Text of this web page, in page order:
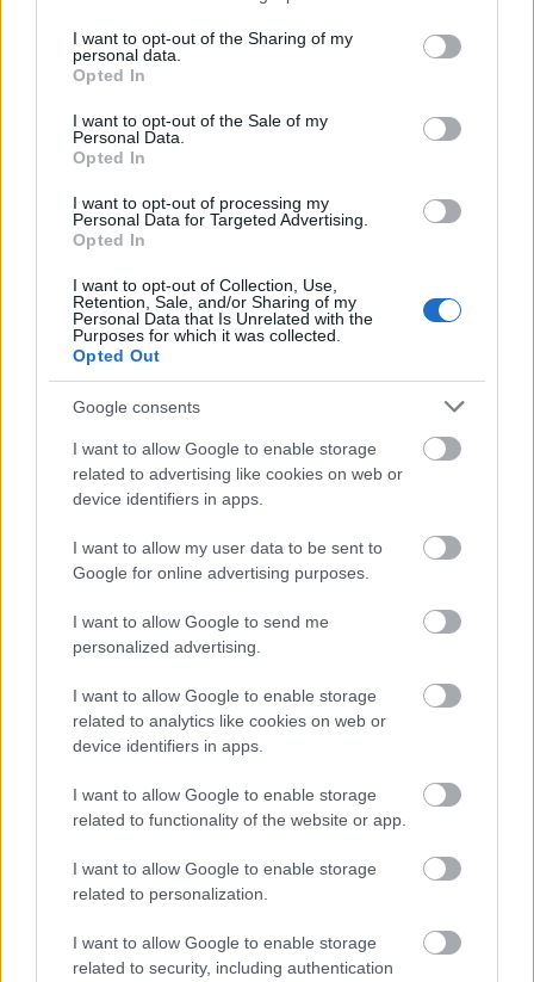
not limited to your visit or usage behaviour. You may click to
grant or deny consent to Google and its third-party tags to
use your data for below specified purposes in below Google
consent section.
I want to opt-out of the Sharing of my
personal data.
Opted In
I want to opt-out of the Sale of my
Personal Data.
Opted In
I want to opt-out of processing my
Personal Data for Targeted Advertising.
Opted In
I want to opt-out of Collection, Use,
Retention, Sale, and/or Sharing of my
Personal Data that Is Unrelated with the
Purposes for which it was collected.
Opted Out
Google consents
I want to allow Google to enable storage
related to advertising like cookies on web or
device identifiers in apps.
I want to allow my user data to be sent to
Google for online advertising purposes.
I want to allow Google to send me
personalized advertising.
I want to allow Google to enable storage
related to analytics like cookies on web or
device identifiers in apps.
I want to allow Google to enable storage
related to functionality of the website or app.
I want to allow Google to enable storage
related to personalization.
I want to allow Google to enable storage
related to security, including authentication
Fogyassz gotu kolát
A gotu kola egy trópusi növény, a petrezselyem
közeli rokona. Segít a bőröd számára szükséges
kollagén és elasztin biztosításában, javítja a
rugalmasságot és megvastagítja a bőrt, hogy az
egyenetlen felület simább legyen. A gotu kolát tea
és kapszula formájában is fogyaszthatod,
beszerezni pedig leginkább bioboltokból tudod.
Próbáld ki a lézerterápiát
A lézerterápia is segíthet a narancsbőr
megszüntetésében, nem mellesleg nem is kell
drága kezelésekre költened, hiszen már vannak
olyan masszázsgépek, amiket otthon is bármikor
használhatsz. Ezek a gépek, akárcsak a koffein
tartalmú gélek, stimulálják a testedben a véráramot,
ezzel javítva a narancsbőrös bőrfelületet.